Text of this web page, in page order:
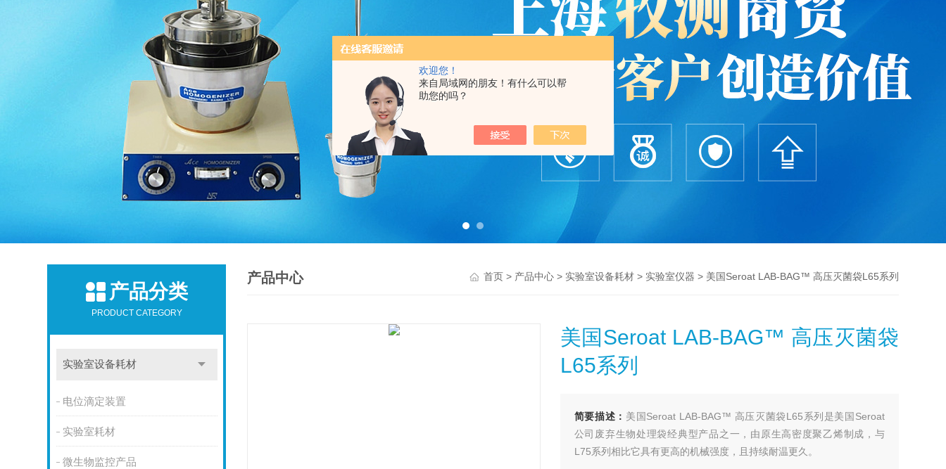
欢迎您！
来自局域网的朋友！有什么可以帮
助您的吗？
产品分类
PRODUCT CATEGORY
实验室设备耗材
电位滴定装置
实验室耗材
微生物监控产品
产品中心 首页> 产品中心> 实验室设备耗材> 实验室仪器 > 美国Seroat LAB-BAG™ 高压灭菌袋L65系列
美国Seroat LAB-BAG™ 高压灭菌袋
L65系列
简要描述： 美国Seroat LAB-BAG™ 高压灭菌袋L65系列是美国Seroat
公司废弃生物处理袋经典型产品之一，由原生高密度聚乙烯制成，与
L75系列相比它具有更高的机械强度，且持续耐温更久。